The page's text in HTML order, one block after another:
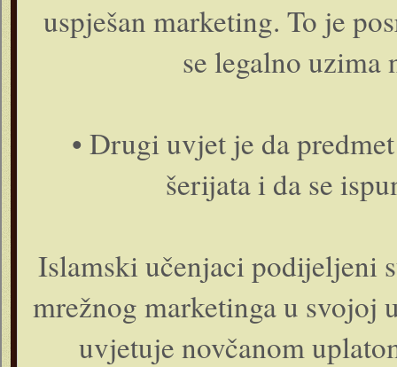
uspješan marketing. To je
se legalno uzima
• Drugi uvjet je da
šerijata i da se
Islamski učenjaci podijeljeni
mrežnog marketinga u svojoj
uvjetuje novčanom